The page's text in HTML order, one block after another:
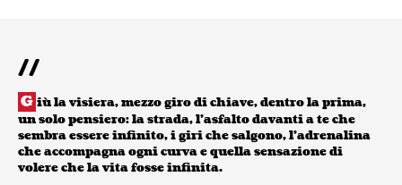
//
G iù la visiera, mezzo giro di chiave, dentro la prima,
un solo pensiero: la strada, l’asfalto davanti a te che
sembra essere infinito, i giri che salgono, l’adrenalina
che accompagna ogni curva e quella sensazione di
volere che la vita fosse infinita.